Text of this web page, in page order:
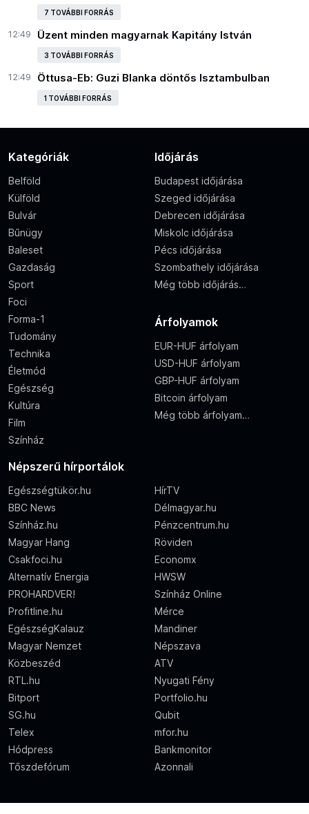
7 TOVÁBBI FORRÁS
12:49 Üzent minden magyarnak Kapitány István
3 TOVÁBBI FORRÁS
12:49 Öttusa-Eb: Guzi Blanka döntős Isztambulban
1 TOVÁBBI FORRÁS
Kategóriák
Belföld
Külföld
Bulvár
Bűnügy
Baleset
Gazdaság
Sport
Foci
Forma-1
Tudomány
Technika
Életmód
Egészség
Kultúra
Film
Színház
Időjárás
Budapest időjárása
Szeged időjárása
Debrecen időjárása
Miskolc időjárása
Pécs időjárása
Szombathely időjárása
Még több időjárás…
Árfolyamok
EUR-HUF árfolyam
USD-HUF árfolyam
GBP-HUF árfolyam
Bitcoin árfolyam
Még több árfolyam…
Népszerű hírportálok
Egészségtükör.hu
HírTV
BBC News
Délmagyar.hu
Színház.hu
Pénzcentrum.hu
Magyar Hang
Röviden
Csakfoci.hu
Economx
Alternatív Energia
HWSW
PROHARDVER!
Színház Online
Profitline.hu
Mérce
EgészségKalauz
Mandiner
Magyar Nemzet
Népszava
Közbeszéd
ATV
RTL.hu
Nyugati Fény
Bitport
Portfolio.hu
SG.hu
Qubit
Telex
mfor.hu
Hódpress
Bankmonitor
Tőszdefórum
Azonnali